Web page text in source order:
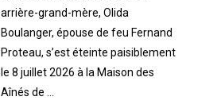
arrière-grand-mère, Olida
Boulanger, épouse de feu Fernand
Proteau, s’est éteinte paisiblement
le 8 juillet 2026 à la Maison des
Aînés de ...